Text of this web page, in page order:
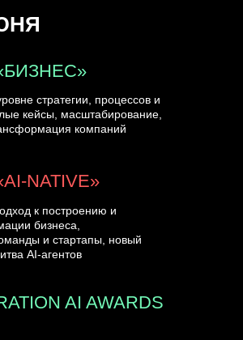
AI AWARDS
стратегии, процессов и
кейсы, масштабирование,
компаний
к построению и
бизнеса,
и стартапы, новый
AI-агентов
NATIVE»